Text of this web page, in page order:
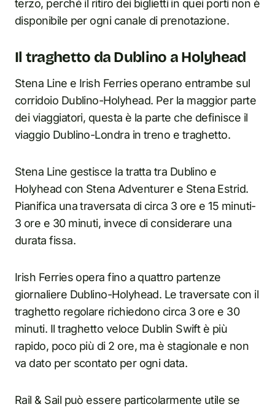
terzo, perché il ritiro dei biglietti in quei porti non è
disponibile per ogni canale di prenotazione.
Il traghetto da Dublino a Holyhead
Stena Line e Irish Ferries operano entrambe sul
corridoio Dublino-Holyhead. Per la maggior parte
dei viaggiatori, questa è la parte che definisce il
viaggio Dublino-Londra in treno e traghetto.
Stena Line gestisce la tratta tra Dublino e
Holyhead con Stena Adventurer e Stena Estrid.
Pianifica una traversata di circa 3 ore e 15 minuti-
3 ore e 30 minuti, invece di considerare una
durata fissa.
Irish Ferries opera fino a quattro partenze
giornaliere Dublino-Holyhead. Le traversate con il
traghetto regolare richiedono circa 3 ore e 30
minuti. Il traghetto veloce Dublin Swift è più
rapido, poco più di 2 ore, ma è stagionale e non
va dato per scontato per ogni data.
Rail & Sail può essere particolarmente utile se